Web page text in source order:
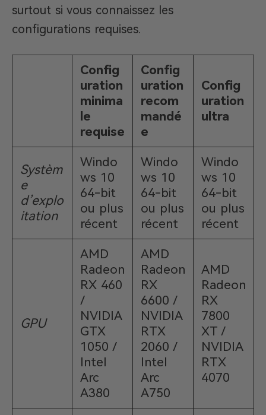
surtout si vous connaissez les
configurations requises.
Config
uration
minima
le
requise
Config
uration
recom
mandé
e
Config
uration
ultra
Systèm
e
d’explo
itation
Windo
ws 10
64-bit
ou plus
récent
Windo
ws 10
64-bit
ou plus
récent
Windo
ws 10
64-bit
ou plus
récent
GPU
AMD
Radeon
RX 460
/
NVIDIA
GTX
1050 /
Intel
Arc
A380
AMD
Radeon
RX
6600 /
NVIDIA
RTX
2060 /
Intel
Arc
A750
AMD
Radeon
RX
7800
XT /
NVIDIA
RTX
4070